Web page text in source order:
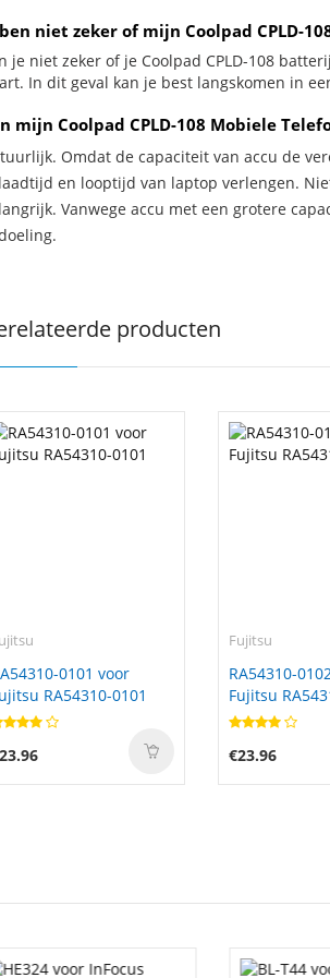
niet zeker of mijn Coolpad CPLD-
je niet zeker of je Coolpad CPLD-108
In dit geval kan je best langskomen in
mijn Coolpad CPLD-108 Mobiele
Omdat de capaciteit van accu de
en looptijd van laptop verlengen.
Vanwege accu met een grotere
producten
0101 voor
RA54310-0101
Fujitsu
RA54310-
Fujitsu
€23.96